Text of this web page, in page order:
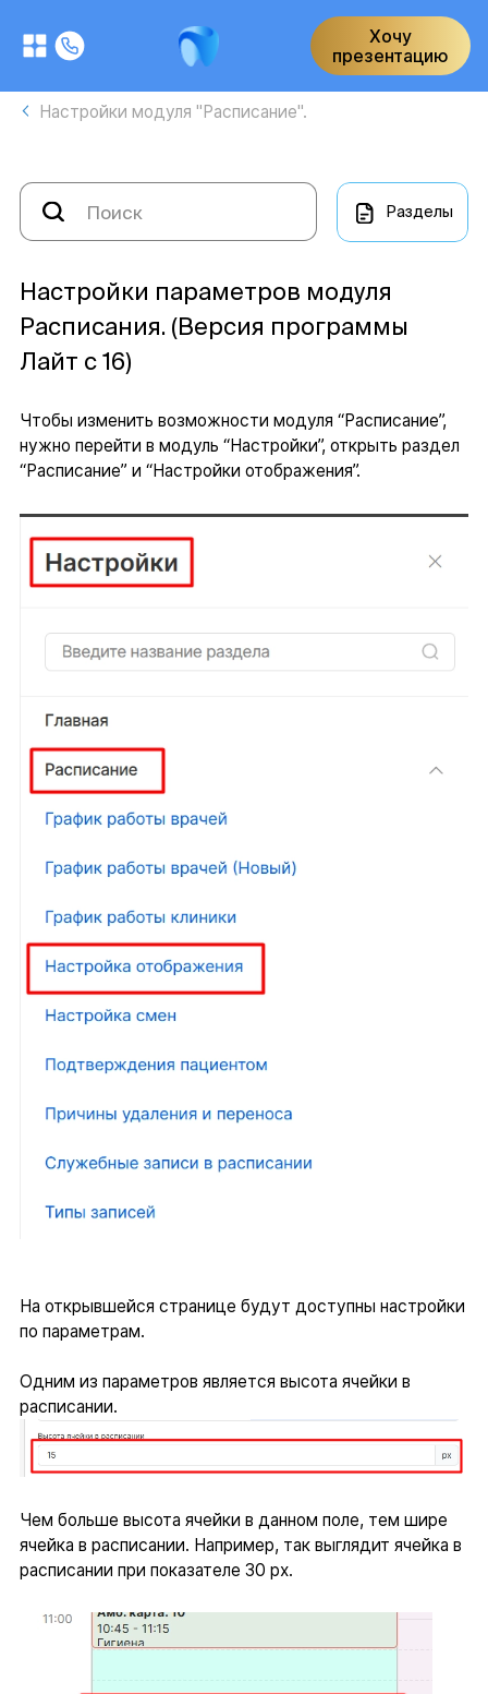
Хочу
презентацию
Настройки модуля "Расписание".
Разделы
Настройки параметров модуля
Расписания. (Версия программы
Лайт с 16)
Чтобы изменить возможности модуля “Расписание”,
нужно перейти в модуль “Настройки”, открыть раздел
“Расписание” и “Настройки отображения”.
На открывшейся странице будут доступны настройки
по параметрам.
Одним из параметров является высота ячейки в
расписании.
Чем больше высота ячейки в данном поле, тем шире
ячейка в расписании. Например, так выглядит ячейка в
расписании при показателе 30 px.